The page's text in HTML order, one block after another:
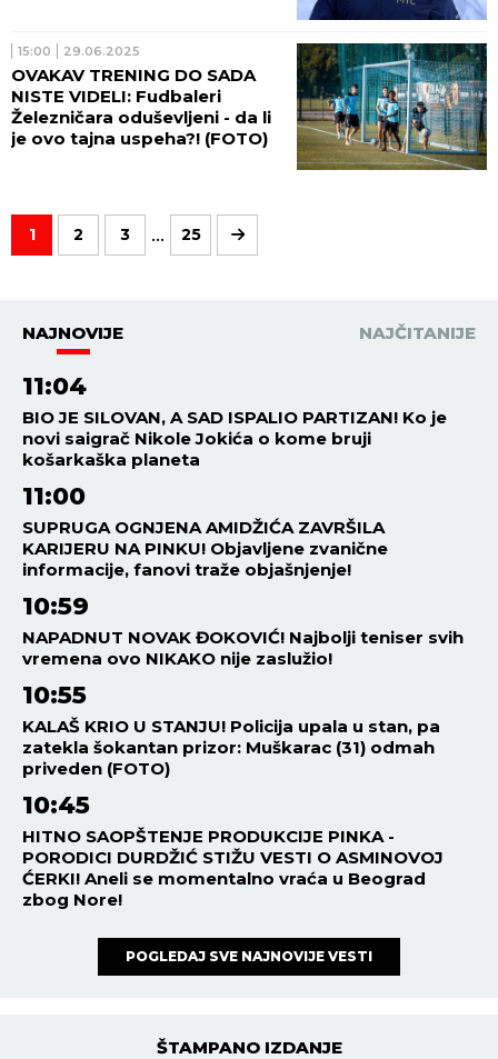
15:00 29.06.2025
OVAKAV TRENING DO SADA
NISTE VIDELI: Fudbaleri
Železničara oduševljeni - da li
je ovo tajna uspeha?! (FOTO)
1 2 3 ... 25
NAJNOVIJE NAJČITANIJE
11:04
BIO JE SILOVAN, A SAD ISPALIO PARTIZAN! Ko je
novi saigrač Nikole Jokića o kome bruji
košarkaška planeta
11:00
SUPRUGA OGNJENA AMIDŽIĆA ZAVRŠILA
KARIJERU NA PINKU! Objavljene zvanične
informacije, fanovi traže objašnjenje!
10:59
NAPADNUT NOVAK ĐOKOVIĆ! Najbolji teniser svih
vremena ovo NIKAKO nije zaslužio!
10:55
KALAŠ KRIO U STANJU! Policija upala u stan, pa
zatekla šokantan prizor: Muškarac (31) odmah
priveden (FOTO)
10:45
HITNO SAOPŠTENJE PRODUKCIJE PINKA -
PORODICI DURDŽIĆ STIŽU VESTI O ASMINOVOJ
ĆERKI! Aneli se momentalno vraća u Beograd
zbog Nore!
POGLEDAJ SVE NAJNOVIJE VESTI
ŠTAMPANO IZDANJE